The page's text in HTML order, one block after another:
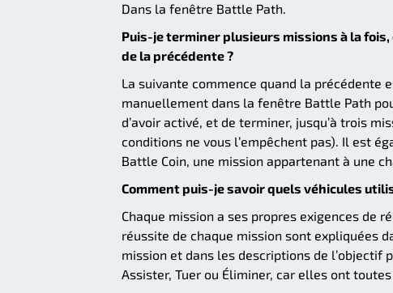
Dans la fenêtre Battle Path.
Puis-je terminer plusieurs missions à la
de la précédente ?
La suivante commence quand la précédente
manuellement dans la fenêtre Battle Path
d’avoir activé, et de terminer, jusqu’à trois
conditions ne vous l’empêchent pas). Il est
Battle Coin, une mission appartenant à une
Comment puis-je savoir quels véhicules
Chaque mission a ses propres exigences de
réussite de chaque mission sont expliquées
mission et dans les descriptions de
Assister, Tuer ou Éliminer, car elles ont